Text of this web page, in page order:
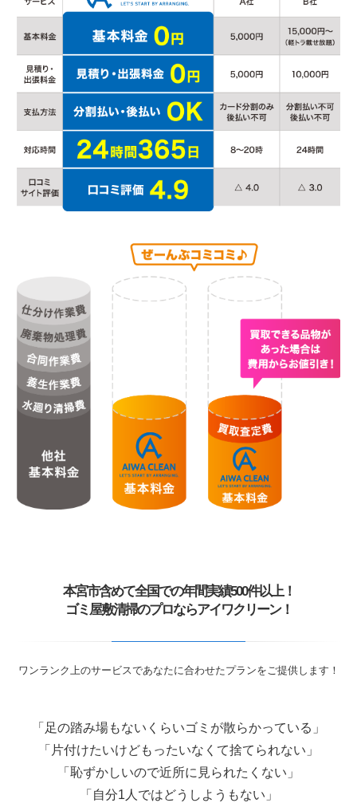
本宮市含めて全国での年間実績500件以上！
ゴミ屋敷清掃のプロならアイワクリーン！
ワンランク上のサービスであなたに合わせたプランをご提供します！
「足の踏み場もないくらいゴミが散らかっている」
「片付けたいけどもったいなくて捨てられない」
「恥ずかしいので近所に見られたくない」
「自分1人ではどうしようもない」